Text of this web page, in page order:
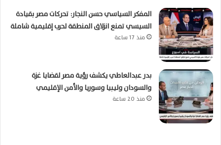
المفكر السياسي حسن النجار: تحركات مصر بقيادة
السيسي تمنع انزلاق المنطقة لحرب إقليمية شاملة
منذ 17 ساعة
بدر عبدالعاطي يكشف رؤية مصر لقضايا غزة
والسودان وليبيا وسوريا والأمن الإقليمي
منذ 20 ساعة